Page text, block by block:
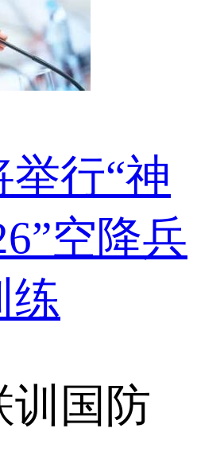
举行“神
空降兵
练
国防